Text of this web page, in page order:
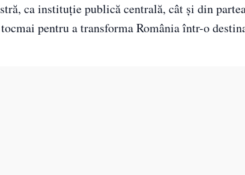
ca instituţie publică centrală, cât şi din
pentru a transforma România într-o